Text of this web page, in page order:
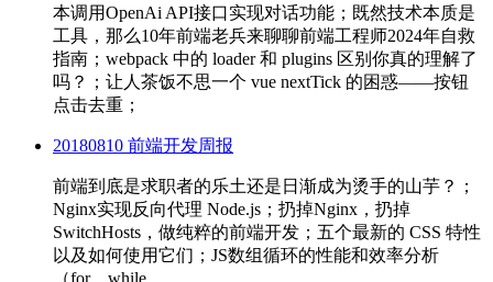
本调用OpenAi API接口实现对话功能；既然技术本质是
工具，那么10年前端老兵来聊聊前端工程师2024年自救
指南；webpack 中的 loader 和 plugins 区别你真的理解了
吗？；让人茶饭不思一个 vue nextTick 的困惑——按钮
点击去重；
20180810 前端开发周报
前端到底是求职者的乐土还是日渐成为烫手的山芋？；
Nginx实现反向代理 Node.js；扔掉Nginx，扔掉
SwitchHosts，做纯粹的前端开发；五个最新的 CSS 特性
以及如何使用它们；JS数组循环的性能和效率分析
（for、while ...